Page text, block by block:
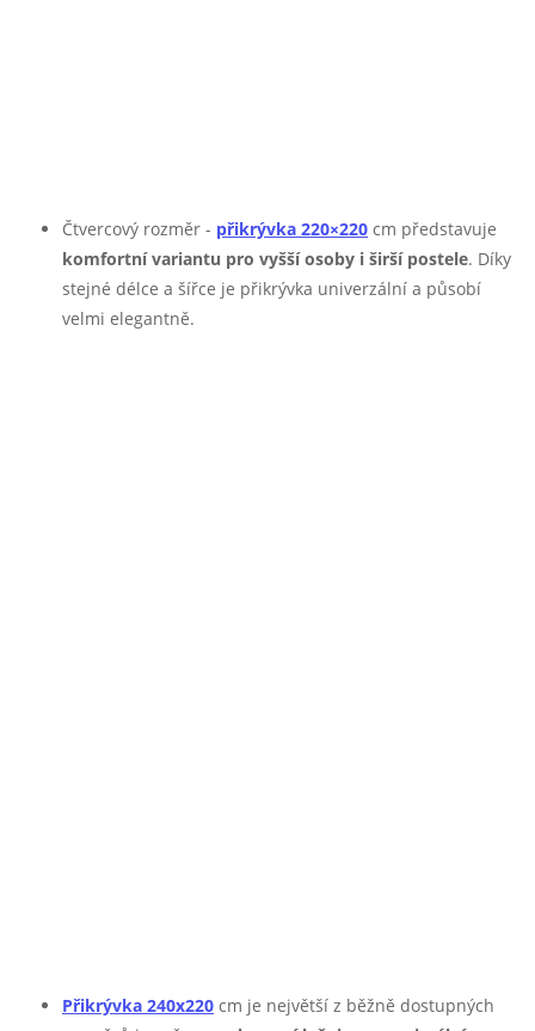
Čtvercový rozměr - přikrývka 220×220 cm představuje
komfortní variantu pro vyšší osoby i širší postele. Díky
stejné délce a šířce je přikrývka univerzální a působí
velmi elegantně.
Přikrývka 240x220 cm je největší z běžně dostupných